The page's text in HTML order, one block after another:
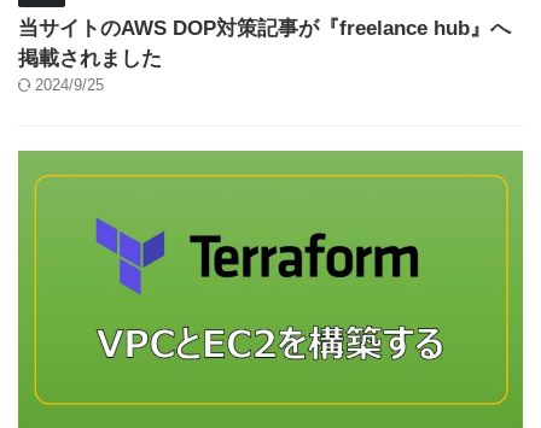
当サイトのAWS DOP対策記事が『freelance hub』へ
掲載されました
2024/9/25